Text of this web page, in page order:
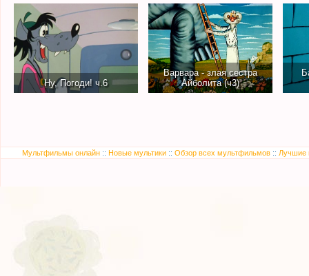
Ну, Погоди! ч.6
Варвара - злая сестра
Айболита (ч3)
Мультфильмы онлайн:: Новые мультики:: Обзор всех мультфильмов:: Лучшие